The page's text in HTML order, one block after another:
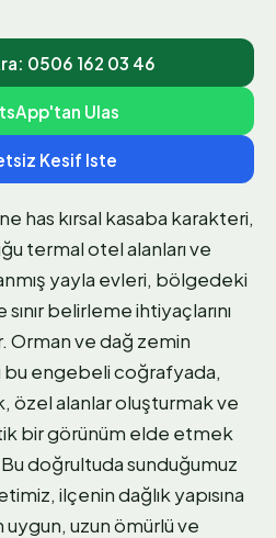
0506 162 03 46
Ulas
Kesif Iste
has kırsal kasaba karakteri,
termal otel alanları ve
yayla evleri, bölgedeki
belirleme ihtiyaçlarını
Orman ve dağ zemin
bu engebeli coğrafyada,
özel alanlar oluşturmak ve
bir görünüm elde etmek
doğrultuda sunduğumuz
ilçenin dağlık yapısına
uzun ömürlü ve